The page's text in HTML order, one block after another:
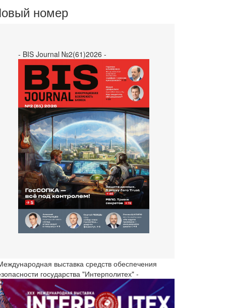
номер
- BIS Journal №2(61)2026 -
выставка средств обеспечения
государства "Интерполитех" -